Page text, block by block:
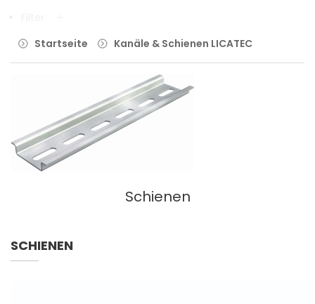
Startseite
Kanäle & Schienen LICATEC
Schienen
SCHIENEN